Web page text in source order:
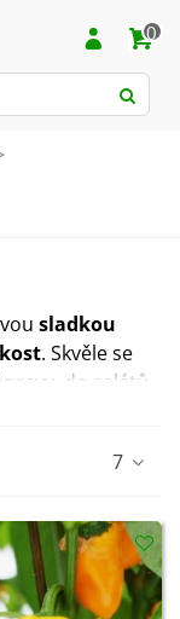
0
sladkou
. Skvěle se
do salátů,
na zahradě, ale
Nabídka
drobných
typy.
7